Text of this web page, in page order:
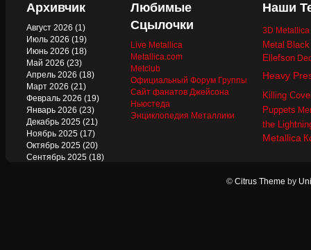
Архивчик
Август 2026 (1)
Июль 2026 (19)
Июнь 2026 (18)
Май 2026 (23)
Апрель 2026 (18)
Март 2026 (21)
Февраль 2026 (19)
Январь 2026 (23)
Декабрь 2025 (21)
Ноябрь 2025 (17)
Октябрь 2025 (20)
Сентябрь 2025 (18)
Любимые
Сцылочки
Live Metallica
Metallica.com
Metclub
Официальный Форум Группы
Сайт фанатов Джейсона
Ньюстеда
Энциклопедия Металлики
Наши
3D
Metal
Ellefson
Heavy
Killing
Puppets
the
Metallica
© Citrus Theme by